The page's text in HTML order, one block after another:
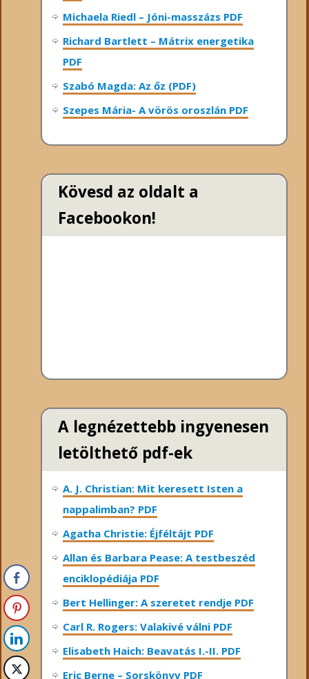
Michaela Riedl – Jóni-masszázs PDF
Richard Bartlett – Mátrix energetika
PDF
Szabó Magda: Az őz (PDF)
Szepes Mária- A vörös oroszlán PDF
Kövesd az oldalt a
Facebookon!
A legnézettebb ingyenesen
letölthető pdf-ek
A. J. Christian: Mit keresett Isten a
nappalimban? PDF
Agatha Christie: Éjféltájt PDF
Allan és Barbara Pease: A testbeszéd
enciklopédiája PDF
Bert Hellinger: A ​szeretet rendje PDF
Carl R. Rogers: Valakivé válni PDF
Elisabeth Haich: Beavatás I.-II. PDF
Eric Berne – Sorskönyv PDF